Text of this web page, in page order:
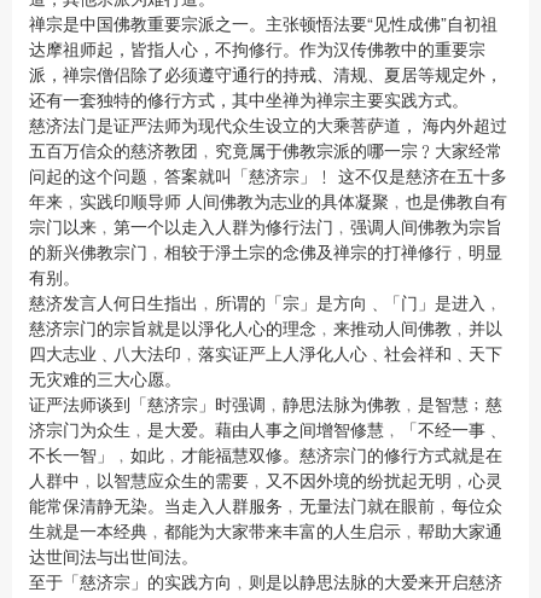
禅宗是中国佛教重要宗派之一。主张顿悟法要“见性成佛”自初祖
达摩祖师起，皆指人心，不拘修行。作为汉传佛教中的重要宗
派，禅宗僧侣除了必须遵守通行的持戒、清规、夏居等规定外，
还有一套独特的修行方式，其中坐禅为禅宗主要实践方式。
慈济法门是证严法师为现代众生设立的大乘菩萨道， 海内外超过
五百万信众的慈济教团﹐究竟属于佛教宗派的哪一宗﹖大家经常
问起的这个问题﹐答案就叫「慈济宗」﹗ 这不仅是慈济在五十多
年来﹐实践印顺导师 人间佛教为志业的具体凝聚﹐也是佛教自有
宗门以来﹐第一个以走入人群为修行法门﹐强调人间佛教为宗旨
的新兴佛教宗门﹐相较于淨土宗的念佛及禅宗的打禅修行﹐明显
有别。
慈济发言人何日生指出﹐所谓的「宗」是方向﹑「门」是进入﹐
慈济宗门的宗旨就是以淨化人心的理念﹐来推动人间佛教﹐并以
四大志业﹑八大法印﹐落实证严上人淨化人心﹑社会祥和﹑天下
无灾难的三大心愿。
证严法师谈到「慈济宗」时强调﹐静思法脉为佛教﹐是智慧﹔慈
济宗门为众生﹐是大爱。藉由人事之间增智修慧﹐「不经一事﹑
不长一智」﹐如此﹐才能福慧双修。慈济宗门的修行方式就是在
人群中﹐以智慧应众生的需要﹐又不因外境的纷扰起无明﹐心灵
能常保清静无染。当走入人群服务﹐无量法门就在眼前﹐每位众
生就是一本经典﹐都能为大家带来丰富的人生启示﹐帮助大家通
达世间法与出世间法。
至于「慈济宗」的实践方向﹐则是以静思法脉的大爱来开启慈济